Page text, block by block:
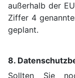
außerhalb der
Ziffer 4
geplant.
8.
Sollten Sie